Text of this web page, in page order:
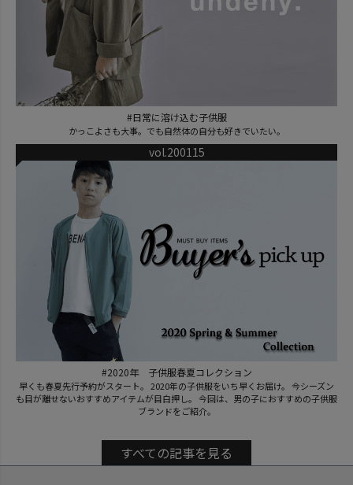
#日常に溶け込む子供服
かっこよさも大事。でも自然体の自分も好きでいたい。
vol.200115
#2020年 子供服春夏コレクション
早くも春夏先行予約がスタート。 2020年の子供服をいち早くお届け。 今シーズン
も目が離せないおすすめアイテムが目白押し。 今回は、男の子におすすめの子供服
ブランドをご紹介。
すべての記事を見る